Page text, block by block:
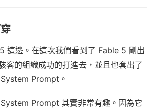
這邊。在這次我們看到了 Fable 5 剛出
客的組織成功的打進去，並且也套出了
Prompt。
Prompt 其實非常有趣。因為它